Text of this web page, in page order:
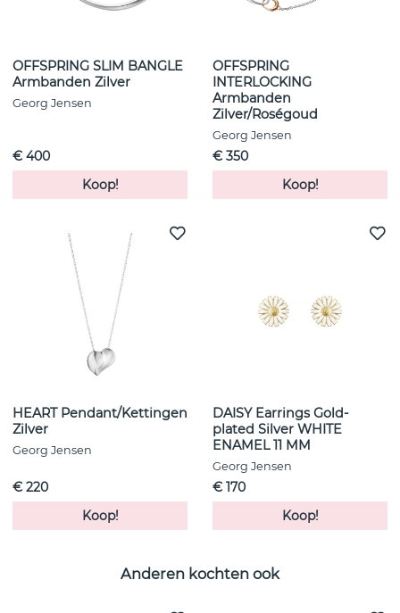
OFFSPRING SLIM BANGLE
Armbanden Zilver
Georg Jensen
€ 400
Koop!
OFFSPRING
INTERLOCKING
Armbanden
Zilver/Roségoud
Georg Jensen
€ 350
Koop!
HEART Pendant/Kettingen
Zilver
Georg Jensen
€ 220
Koop!
DAISY Earrings Gold-
plated Silver WHITE
ENAMEL 11 MM
Georg Jensen
€ 170
Koop!
Anderen kochten ook